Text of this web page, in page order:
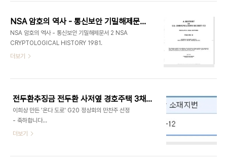
NSA 암호의 역사 - 통신보안 기밀해제문서 2
NSA 암호의 역사 - 통신보안 기밀해제문서 2 NSA
CRYPTOLOGICAL HISTORY 1981.
더보기
전두환추징금 전두환 사저옆 경호주택 3채 주소및 등기부 요약
이희상 만든 '온다 도로' G20 정상회의 만찬주 선정
- 축하합니다
http://andocu.tistory.com/3059 sbs 그것이
더보기